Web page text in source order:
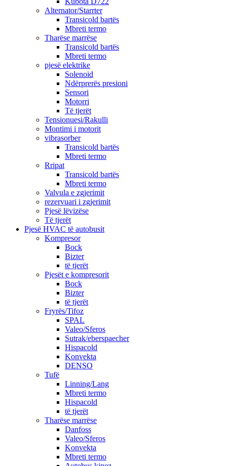
Alternator/Starrter
Transicold bartës
Mbreti termo
Tharëse marrëse
Transicold bartës
Mbreti termo
pjesë elektrike
Solenoid
Ndërprerës presioni
Sensori
Motorri
Të tjerët
Tensionuesi/Rakulli
Montimi i motorit
vibrasorber
Transicold bartës
Mbreti termo
Rripat
Transicold bartës
Mbreti termo
Valvula e zgjerimit
rezervuari i zgjerimit
Pjesë lëvizëse
Të tjerët
Pjesë HVAC të autobusit
Kompresor
Bock
Bizter
të tjerët
Pjesët e kompresorit
Bock
Bizter
të tjerët
Fryrës/Tifoz
SPAL
Valeo/Sferos
Sutrak/eberspaecher
Hispacold
Konvekta
DENSO
Tufë
Linning/Lang
Mbreti termo
Hispacold
të tjerët
Tharëse marrëse
Danfoss
Valeo/Sferos
Konvekta
Mbreti termo